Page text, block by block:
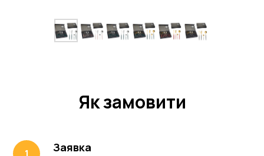
Як замовити
Заявка